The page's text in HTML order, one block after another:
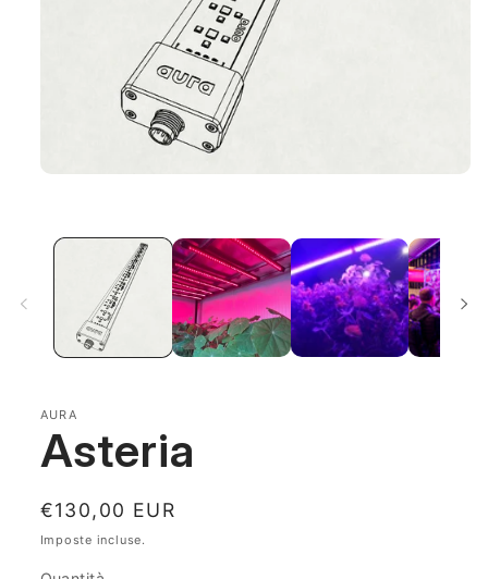
AURA
Asteria
Prezzo
di
€130,00 EUR
Imposte incluse.